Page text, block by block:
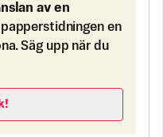
av en
en
Säg upp när du